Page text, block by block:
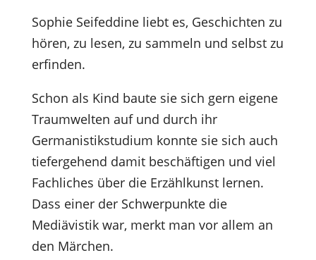
Sophie Seifeddine liebt es, Geschichten zu
hören, zu lesen, zu sammeln und selbst zu
erfinden.
Schon als Kind baute sie sich gern eigene
Traumwelten auf und durch ihr
Germanistikstudium konnte sie sich auch
tiefergehend damit beschäftigen und viel
Fachliches über die Erzählkunst lernen.
Dass einer der Schwerpunkte die
Mediävistik war, merkt man vor allem an
den Märchen.